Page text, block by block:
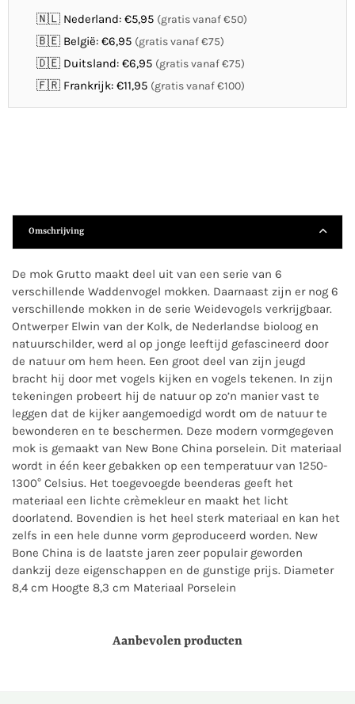
🇳🇱 Nederland: €5,95 (gratis vanaf €50)
🇧🇪 België: €6,95 (gratis vanaf €75)
🇩🇪 Duitsland: €6,95 (gratis vanaf €75)
🇫🇷 Frankrijk: €11,95 (gratis vanaf €100)
Omschrijving
De mok Grutto maakt deel uit van een serie van 6
verschillende Waddenvogel mokken. Daarnaast zijn er nog 6
verschillende mokken in de serie Weidevogels verkrijgbaar.
Ontwerper Elwin van der Kolk, de Nederlandse bioloog en
natuurschilder, werd al op jonge leeftijd gefascineerd door
de natuur om hem heen. Een groot deel van zijn jeugd
bracht hij door met vogels kijken en vogels tekenen. In zijn
tekeningen probeert hij de natuur op zo’n manier vast te
leggen dat de kijker aangemoedigd wordt om de natuur te
bewonderen en te beschermen. Deze modern vormgegeven
mok is gemaakt van New Bone China porselein. Dit materiaal
wordt in één keer gebakken op een temperatuur van 1250-
1300° Celsius. Het toegevoegde beenderas geeft het
materiaal een lichte crèmekleur en maakt het licht
doorlatend. Bovendien is het heel sterk materiaal en kan het
zelfs in een hele dunne vorm geproduceerd worden. New
Bone China is de laatste jaren zeer populair geworden
dankzij deze eigenschappen en de gunstige prijs. Diameter
8,4 cm Hoogte 8,3 cm Materiaal Porselein
Aanbevolen producten